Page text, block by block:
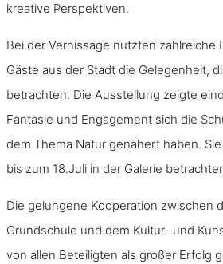
kreative Perspektiven.
Bei der Vernissage nutzten zahlreiche
Gäste aus der Stadt die Gelegenheit,
betrachten. Die Ausstellung zeigte
Fantasie und Engagement sich die
dem Thema Natur genähert haben.
bis zum 18.Juli in der Galerie
Die gelungene Kooperation zwischen
Grundschule und dem Kultur- und
von allen Beteiligten als großer Erfolg